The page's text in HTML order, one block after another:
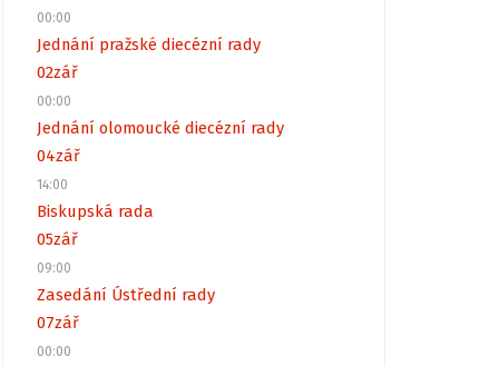
00:00
Jednání pražské diecézní rady
02zář
00:00
Jednání olomoucké diecézní rady
04zář
14:00
Biskupská rada
05zář
09:00
Zasedání Ústřední rady
07zář
00:00